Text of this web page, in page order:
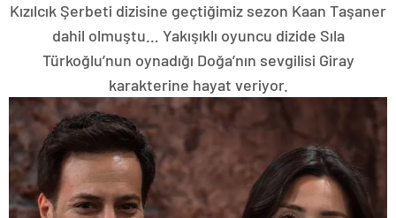
Kızılcık Şerbeti dizisine geçtiğimiz sezon Kaan Taşaner
dahil olmuştu… Yakışıklı oyuncu dizide Sıla
Türkoğlu’nun oynadığı Doğa’nın sevgilisi Giray
karakterine hayat veriyor.